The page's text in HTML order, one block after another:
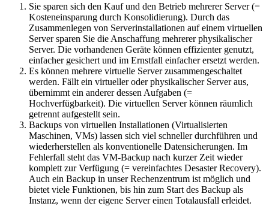
Sie sparen sich den Kauf und den Betrieb mehrerer Server (=
Kosteneinsparung durch Konsolidierung). Durch das
Zusammenlegen von Serverinstallationen auf einem virtuellen
Server sparen Sie die Anschaffung mehrerer physikalischer
Server. Die vorhandenen Geräte können effizienter genutzt,
einfacher gesichert und im Ernstfall einfacher ersetzt werden.
Es können mehrere virtuelle Server zusammengeschaltet
werden. Fällt ein virtueller oder physikalischer Server aus,
übernimmt ein anderer dessen Aufgaben (=
Hochverfügbarkeit). Die virtuellen Server können räumlich
getrennt aufgestellt sein.
Backups von virtuellen Installationen (Virtualisierten
Maschinen, VMs) lassen sich viel schneller durchführen und
wiederherstellen als konventionelle Datensicherungen. Im
Fehlerfall steht das VM-Backup nach kurzer Zeit wieder
komplett zur Verfügung (= vereinfachtes Desaster Recovery).
Auch ein Backup in unser Rechenzentrum ist möglich und
bietet viele Funktionen, bis hin zum Start des Backup als
Instanz, wenn der eigene Server einen Totalausfall erleidet.